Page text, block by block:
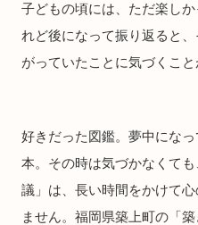
子どもの頃には、ただ楽し
れど後になって振り返ると
がっていたことに気づくこと
好きだった図鑑。夢中にな
本。その時は気づかなくて
議」は、長い時間をかけて
ません。福岡県築上町の「